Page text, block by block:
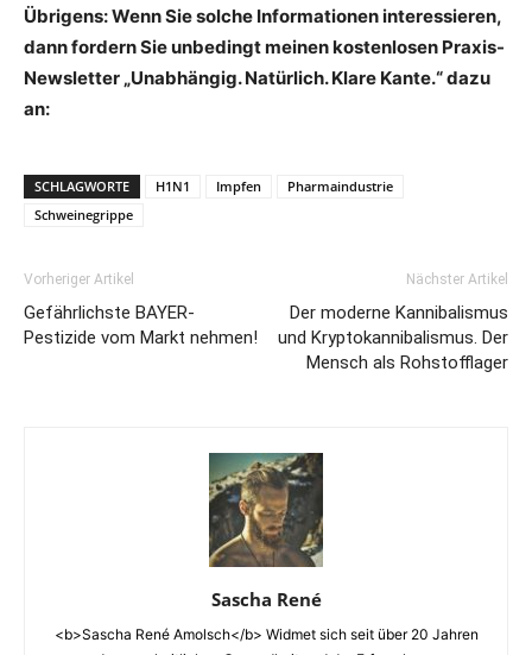
Übrigens: Wenn Sie solche Informationen interessieren,
dann fordern Sie unbedingt meinen kostenlosen Praxis-
Newsletter „Unabhängig. Natürlich. Klare Kante.“ dazu
an:
SCHLAGWORTE H1N1 Impfen
Pharmaindustrie
Schweinegrippe
Vorheriger Artikel
Gefährlichste BAYER-
Pestizide vom Markt nehmen!
Nächster Artikel
Der moderne Kannibalismus
und Kryptokannibalismus. Der
Mensch als Rohstofflager
Sascha René
<b>Sascha René Amolsch</b> Widmet sich seit über 20 Jahren